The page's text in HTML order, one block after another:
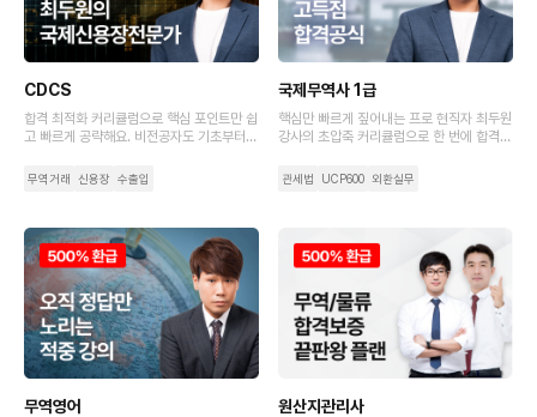
CDCS
합격 최적화 커리큘럼으로 핵심 포인트만 쉽
고 빠르게 공략해요. 비전공자도 기초부터
우
무역거래 신용장 수출입
국제무역사 1급
핵심만 빠르게 짚어내는 프로 현직자 최두원
강사의 초압축 커리큘럼으로 한 번에 합격해
관세법 UCP600 외환실무
무역영어 원산지관리사